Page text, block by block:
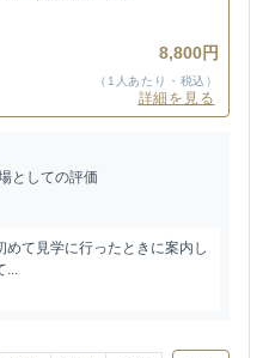
8,800円
（1人あたり・税込）
詳細を見る
としての評価
て見学に行ったときに案内し
...